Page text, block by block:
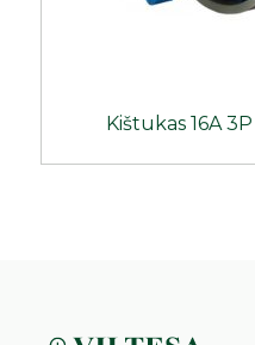
Kištukas 16A